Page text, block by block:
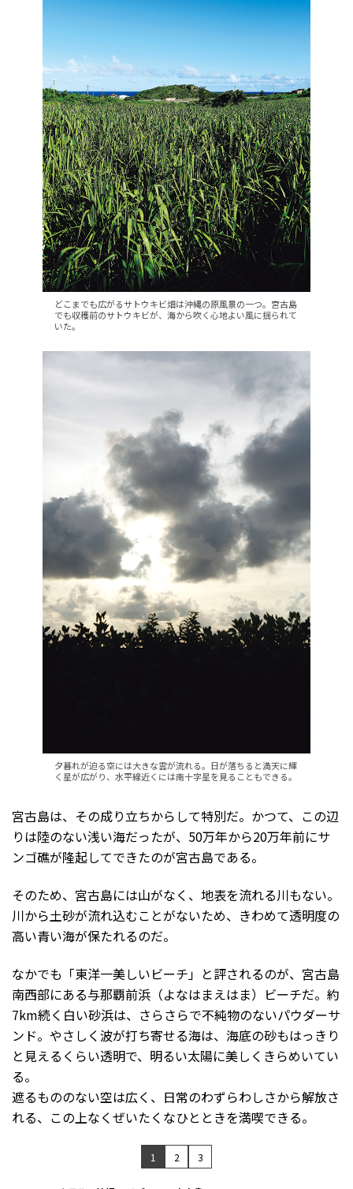
どこまでも広がるサトウキビ畑は沖縄の原風景の一つ。宮古島
でも収穫前のサトウキビが、海から吹く心地よい風に揺られて
いた。
夕暮れが迫る空には大きな雲が流れる。日が落ちると満天に輝
く星が広がり、水平線近くには南十字星を見ることもできる。
宮古島は、その成り立ちからして特別だ。かつて、この辺
りは陸のない浅い海だったが、50万年から20万年前にサ
ンゴ礁が隆起してできたのが宮古島である。
そのため、宮古島には山がなく、地表を流れる川もない。
川から土砂が流れ込むことがないため、きわめて透明度の
高い青い海が保たれるのだ。
なかでも「東洋一美しいビーチ」と評されるのが、宮古島
南西部にある与那覇前浜（よなはまえはま）ビーチだ。約
7km続く白い砂浜は、さらさらで不純物のないパウダーサ
ンド。やさしく波が打ち寄せる海は、海底の砂もはっきり
と見えるくらい透明で、明るい太陽に美しくきらめいてい
る。
遮るもののない空は広く、日常のわずらわしさから解放さ
れる、この上なくぜいたくなひとときを満喫できる。
1 2 3